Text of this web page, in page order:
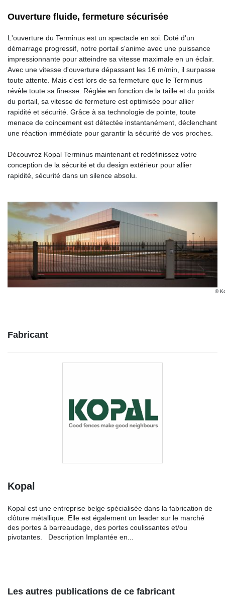
Ouverture fluide, fermeture sécurisée
L'ouverture du Terminus est un spectacle en soi. Doté d'un
démarrage progressif, notre portail s'anime avec une puissance
impressionnante pour atteindre sa vitesse maximale en un éclair.
Avec une vitesse d'ouverture dépassant les 16 m/min, il surpasse
toute attente. Mais c'est lors de sa fermeture que le Terminus
révèle toute sa finesse. Réglée en fonction de la taille et du poids
du portail, sa vitesse de fermeture est optimisée pour allier
rapidité et sécurité. Grâce à sa technologie de pointe, toute
menace de coincement est détectée instantanément, déclenchant
une réaction immédiate pour garantir la sécurité de vos proches.
Découvrez Kopal Terminus maintenant et redéfinissez votre
conception de la sécurité et du design extérieur pour allier
rapidité, sécurité dans un silence absolu.
©
Fabricant
Kopal
Kopal est une entreprise belge spécialisée dans la fabrication de
clôture métallique. Elle est également un leader sur le marché
des portes à barreaudage, des portes coulissantes et/ou
pivotantes. Description Implantée en...
Les autres publications de ce fabricant